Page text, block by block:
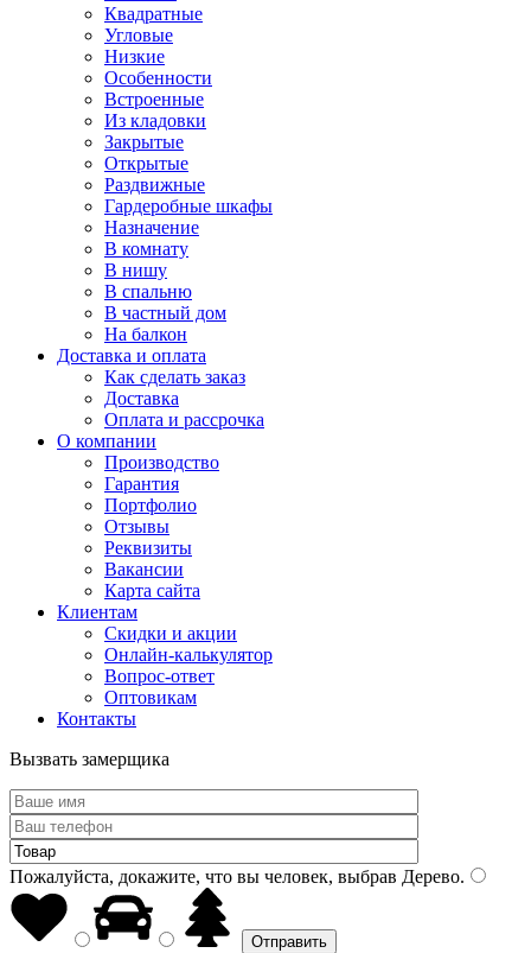
Квадратные
Угловые
Низкие
Особенности
Встроенные
Из кладовки
Закрытые
Открытые
Раздвижные
Гардеробные шкафы
Назначение
В комнату
В нишу
В спальню
В частный дом
На балкон
Доставка и оплата
Как сделать заказ
Доставка
Оплата и рассрочка
О компании
Производство
Гарантия
Портфолио
Отзывы
Реквизиты
Вакансии
Карта сайта
Клиентам
Скидки и акции
Онлайн-калькулятор
Вопрос-ответ
Оптовикам
Контакты
Вызвать замерщика
Пожалуйста, докажите, что вы человек, выбрав Дерево.